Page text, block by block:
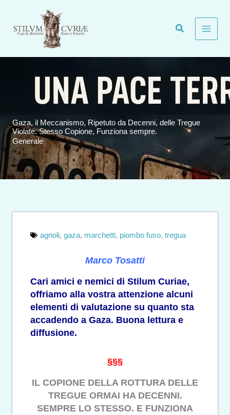
contenuto
Gaza, il Meccanismo, Ripetuto da Decenni, delle Tregue
Violate. Stesso Copione, Funziona sempre.
Generale
agnoli, gaza, marchetti, piombo fuso, tregua
Marco Tosatti
Cari amici e nemici di Stilum Curiae,
offriamo alla vostra attenzione alcuni
elementi di valutazione su quanto sta
accadendo a Gaza. Buona lettura e
diffusione.
§§§
IL COPIONE DELLA ROTTURA DELLE
TREGUE ORMAI HA DECENNI.
SEMPRE LO STESSO. E FUNZIONA